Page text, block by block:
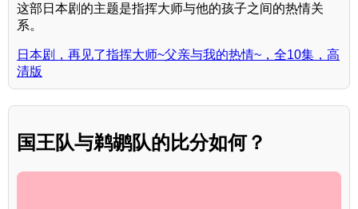
这部日本剧的主题是指挥大师与他的孩子之间的热情关
系。
日本剧，再见了指挥大师~父亲与我的热情~，全10集，高
清版
国王队与鹈鹕队的比分如何？